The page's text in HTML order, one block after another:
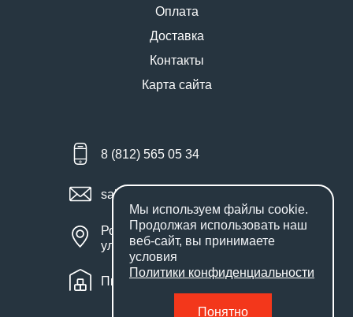
Оплата
Доставка
Контакты
Карта сайта
8 (812) 565 05 34
sales@miniworks.ru
Россия, Санкт-Петербург,
улица Маршала Новикова, 28Е
Пн – Пт: с 9:00 до 18:00
Мы используем файлы cookie.
Продолжая использовать наш
веб-сайт, вы принимаете
условия
Политики конфиденциальности
Понятно